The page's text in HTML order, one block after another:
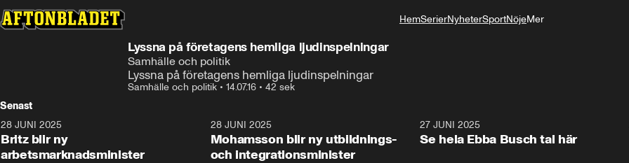
HemSerierNyheterSportNöjeMer
Lyssna på företagens hemliga ljudinspelningar
Samhälle och politik
Lyssna på företagens hemliga ljudinspelningar
Samhälle och politik • 14.07.16 • 42 sek
Senast
28 JUNI 2025
Britz blir ny
arbetsmarknadsminister
2:28
28 JUNI 2025
Mohamsson blir ny utbildnings-
och integrationsminister
27 JUNI 2025
Se hela Ebba Busch tal här